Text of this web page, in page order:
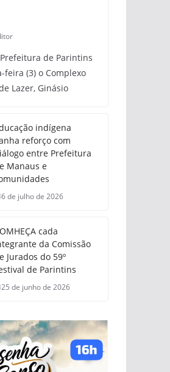
de Parintins
(3) o Complexo
Lazer, Ginásio
indígena
reforço com
entre Prefeitura
Manaus e
6 de julho de 2026
cada
da Comissão
Jurados do 59º
de Parintins
25 de junho de 2026